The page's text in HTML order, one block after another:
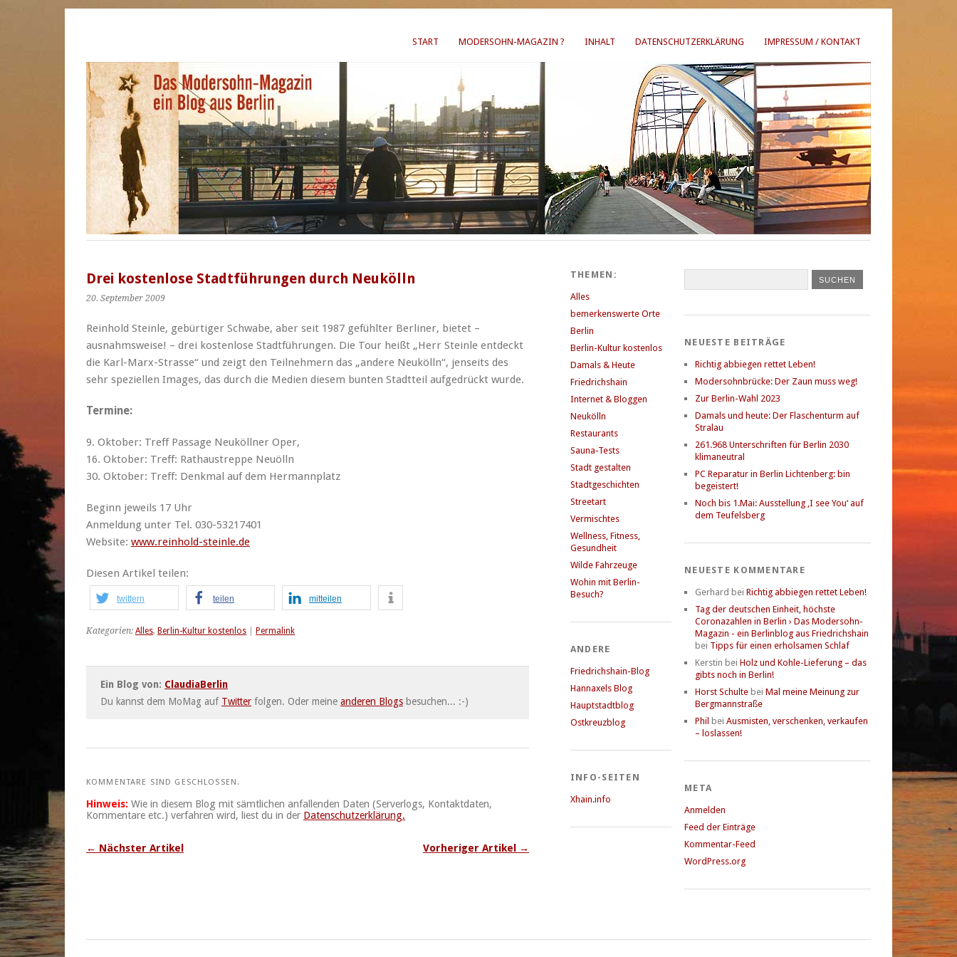
START MODERSOHN-MAGAZIN ? INHALT DATENSCHUTZERKLÄRUNG IMPRESSUM / KONTAKT
Drei kostenlose Stadtführungen durch Neukölln
20. September 2009
Reinhold Steinle, gebürtiger Schwabe, aber seit 1987 gefühlter Berliner, bietet –
ausnahmsweise! – drei kostenlose Stadtführungen. Die Tour heißt „Herr Steinle entdeckt
die Karl-Marx-Strasse“ und zeigt den Teilnehmern das „andere Neukölln“, jenseits des
sehr speziellen Images, das durch die Medien diesem bunten Stadtteil aufgedrückt wurde.
Termine:
9. Oktober: Treff Passage Neuköllner Oper,
16. Oktober: Treff: Rathaustreppe Neuölln
30. Oktober: Treff: Denkmal auf dem Hermannplatz
Beginn jeweils 17 Uhr
Anmeldung unter Tel. 030-53217401
Website: www.reinhold-steinle.de
Diesen Artikel teilen:
twittern teilen mitteilen
Kategorien: Alles, Berlin-Kultur kostenlos Permalink
Ein Blog von: ClaudiaBerlin
Du kannst dem MoMag auf Twitter folgen. Oder meine anderen Blogs besuchen... :-)
KOMMENTARE SIND GESCHLOSSEN.
Hinweis: Wie in diesem Blog mit sämtlichen anfallenden Daten (Serverlogs, Kontaktdaten,
Kommentare etc.) verfahren wird, liest du in der Datenschutzerklärung.
← Nächster Artikel Vorheriger Artikel →
THEMEN:
Alles
bemerkenswerte Orte
Berlin
Berlin-Kultur kostenlos
Damals & Heute
Friedrichshain
Internet & Bloggen
Neukölln
Restaurants
Sauna-Tests
Stadt gestalten
Stadtgeschichten
Streetart
Vermischtes
Wellness, Fitness,
Gesundheit
Wilde Fahrzeuge
Wohin mit Berlin-
Besuch?
ANDERE
Friedrichshain-Blog
Hannaxels Blog
Hauptstadtblog
Ostkreuzblog
INFO-SEITEN
Xhain.info
NEUESTE BEITRÄGE
Richtig abbiegen rettet Leben!
Modersohnbrücke: Der Zaun muss weg!
Zur Berlin-Wahl 2023
Damals und heute: Der Flaschenturm auf
Stralau
261.968 Unterschriften für Berlin 2030
klimaneutral
PC Reparatur in Berlin Lichtenberg: bin
begeistert!
Noch bis 1.Mai: Ausstellung ‚I see You‘ auf
dem Teufelsberg
NEUESTE KOMMENTARE
Gerhard bei Richtig abbiegen rettet Leben!
Tag der deutschen Einheit, höchste
Coronazahlen in Berlin › Das Modersohn-
Magazin - ein Berlinblog aus Friedrichshain
bei Tipps für einen erholsamen Schlaf
Kerstin bei Holz und Kohle-Lieferung – das
gibts noch in Berlin!
Horst Schulte bei Mal meine Meinung zur
Bergmannstraße
Phil bei Ausmisten, verschenken, verkaufen
– loslassen!
META
Anmelden
Feed der Einträge
Kommentar-Feed
WordPress.org